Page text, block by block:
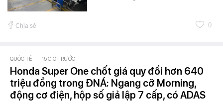
Chia sẻ 0
QUỐC TẾ - 15 GIỜ TRƯỚC
Honda Super One chốt giá quy đổi hơn 640
triệu đồng trong ĐNÁ: Ngang cỡ Morning,
động cơ điện, hộp số giả lập 7 cấp, có ADAS